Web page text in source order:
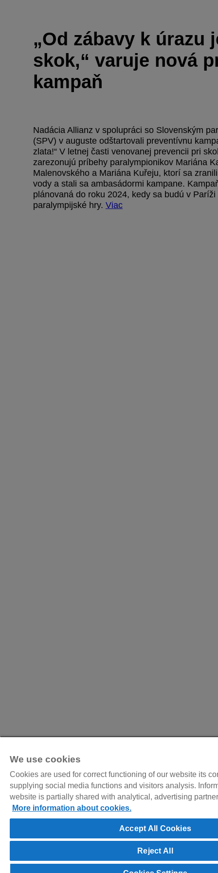
„Od zábavy k úrazu
skok,“ varuje nová
kampaň
Nadácia Allianz v spolupráci so Slovenským
(SPV) v auguste odštartovali preventívnu
zlata!“ V letnej časti venovanej prevencii pri
zarezonujú príbehy paralympionikov Mariána
Malenovského a Mariána Kuřeju, ktorí sa
vody a stali sa ambasádormi kampane.
plánovaná do roku 2024, kedy sa budú v
paralympijské hry. Viac
We use cookies
Cookies are used for correct functioning of our website its
supplying social media functions and visitors analysis.
website is partially shared with analytical, advertising
More information about cookies.
Accept All Cookies
Reject All